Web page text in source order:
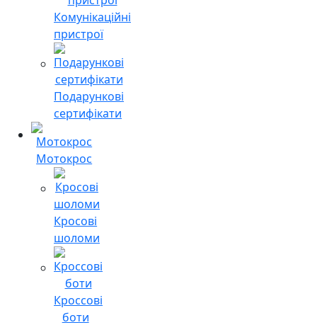
Комунікаційні
пристрої
Подарункові
сертифікати
Мотокрос
Кросові
шоломи
Кроссові
боти